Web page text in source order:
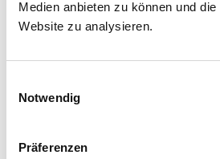
Medien anbieten zu können und
Website zu analysieren.
Notwendig
Präferenzen
Stiftungsdatenbank
Suche bitte die Groß- und
beachten.
können durch die Wahl von